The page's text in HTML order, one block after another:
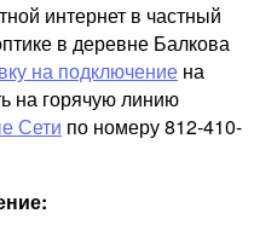
интернет в частный
в деревне Балкова
на подключение на
на горячую линию
Сети по номеру 812-410-